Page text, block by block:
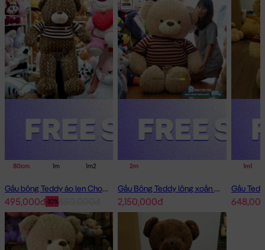
Teddy Mắt Nhắm Nơ Hoa
80cm 1m 1m2 1m6
Gấu bông Teddy áo len Choco
-10%
495,000đ
2m
Gấu Bông Teddy lông xoắn áo len cafe sữa 2m - Hàng Nhập
2,150,000đ
1m1